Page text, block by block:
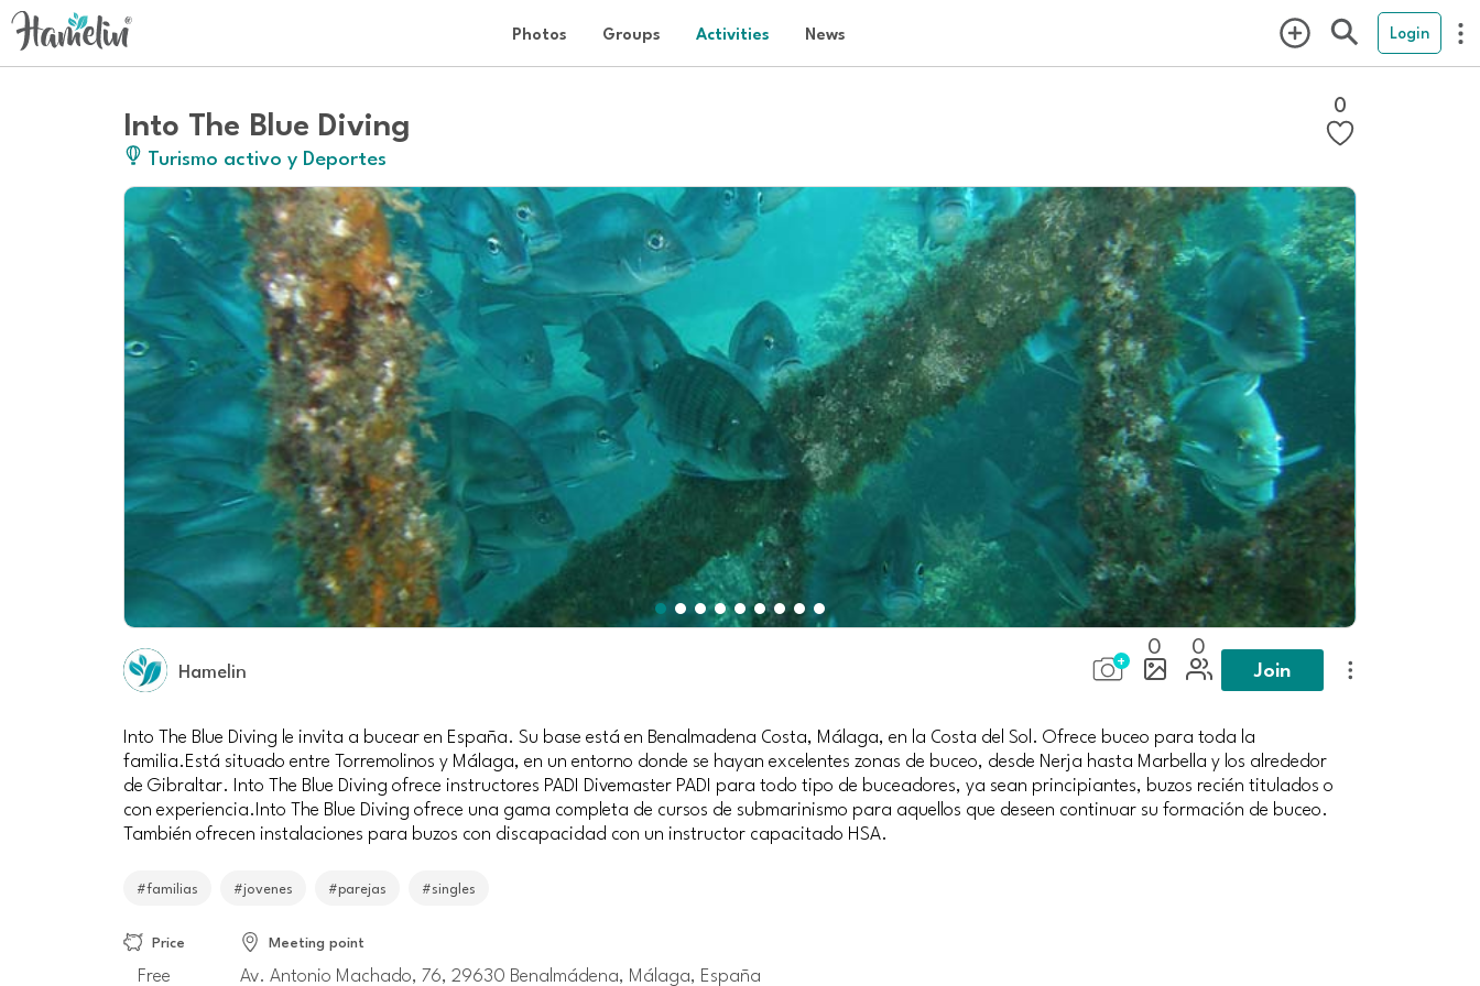
Photos Groups Activities News Login
Into The Blue Diving
Turismo activo y Deportes
0
Hamelin
0 0
Join
Into The Blue Diving le invita a bucear en España. Su base está en Benalmadena Costa, Málaga, en la Costa del Sol. Ofrece buceo para toda la
familia.Está situado entre Torremolinos y Málaga, en un entorno donde se hayan excelentes zonas de buceo, desde Nerja hasta Marbella y los alrededor
de Gibraltar. Into The Blue Diving ofrece instructores PADI Divemaster PADI para todo tipo de buceadores, ya sean principiantes, buzos recién titulados o
con experiencia.Into The Blue Diving ofrece una gama completa de cursos de submarinismo para aquellos que deseen continuar su formación de buceo.
También ofrecen instalaciones para buzos con discapacidad con un instructor capacitado HSA.
#familias #jovenes #parejas #singles
Price
Free
Meeting point
Av. Antonio Machado, 76, 29630 Benalmádena, Málaga, España